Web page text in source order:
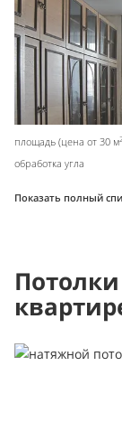
площадь (цена от 30 м2
обработка угла
Показать полный